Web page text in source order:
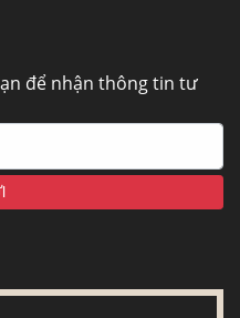
để nhận thông tin tư